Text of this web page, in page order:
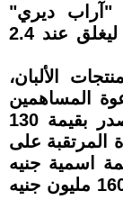
"آراب ديري"
الأسهم الأكثر ارتفاعًا بنسبة 19.8% ليغلق عند 2.4
الألبان،
المساهمين
للاكتتاب فى زيادة رأس المال المصدر بقيمة 130
المرتقبة على
اسمية جنيه
للسهم، ليرتفع رأسمال المصدر من 160 مليون جنيه